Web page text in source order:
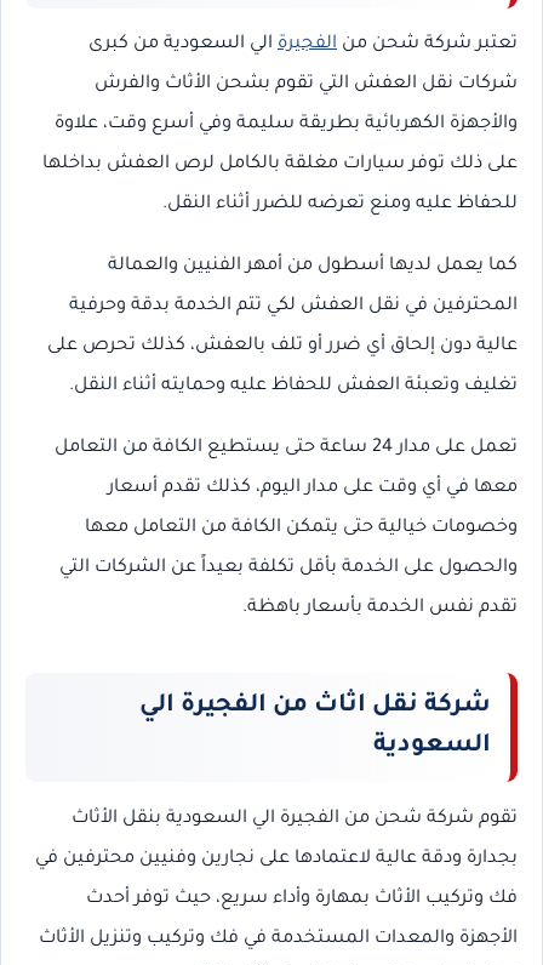
تعتبر شركة شحن من الفجيرة الي السعودية من كبرى
شركات نقل العفش التي تقوم بشحن الأثاث والفرش
والأجهزة الكهربائية بطريقة سليمة وفي أسرع وقت، علاوة
على ذلك توفر سيارات مغلقة بالكامل لرص العفش بداخلها
للحفاظ عليه ومنع تعرضه للضرر أثناء النقل.
كما يعمل لديها أسطول من أمهر الفنيين والعمالة
المحترفين في نقل العفش لكي تتم الخدمة بدقة وحرفية
عالية دون إلحاق أي ضرر أو تلف بالعفش، كذلك تحرص على
تغليف وتعبئة العفش للحفاظ عليه وحمايته أثناء النقل.
تعمل على مدار 24 ساعة حتى يستطيع الكافة من التعامل
معها في أي وقت على مدار اليوم، كذلك تقدم أسعار
وخصومات خيالية حتى يتمكن الكافة من التعامل معها
والحصول على الخدمة بأقل تكلفة بعيداً عن الشركات التي
تقدم نفس الخدمة بأسعار باهظة.
شركة نقل اثاث من الفجيرة الي
السعودية
تقوم شركة شحن من الفجيرة الي السعودية بنقل الأثاث
بجدارة ودقة عالية لاعتمادها على نجارين وفنيين محترفين في
فك وتركيب الأثاث بمهارة وأداء سريع، حيث توفر أحدث
الأجهزة والمعدات المستخدمة في فك وتركيب وتنزيل الأثاث